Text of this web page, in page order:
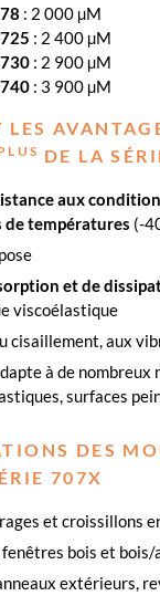
: 2 000 µM
: 2 400 µM
: 2 900 µM
: 3 900 µM
LES
DE LA
aux
températures (-
et de
viscoélastique
cisaillement, aux
à de
surfaces
DES
707X
et croissillons
bois et bois/
extérieurs,